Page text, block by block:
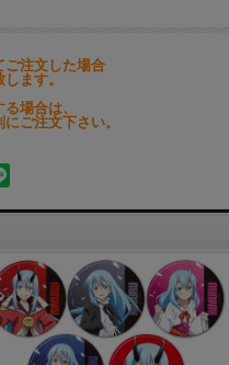
ご注文した場合
ます。
場合は、
ご注文下さい。